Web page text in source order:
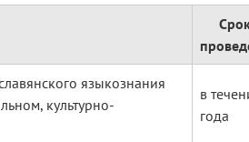
языкознания
культурно-
в
года